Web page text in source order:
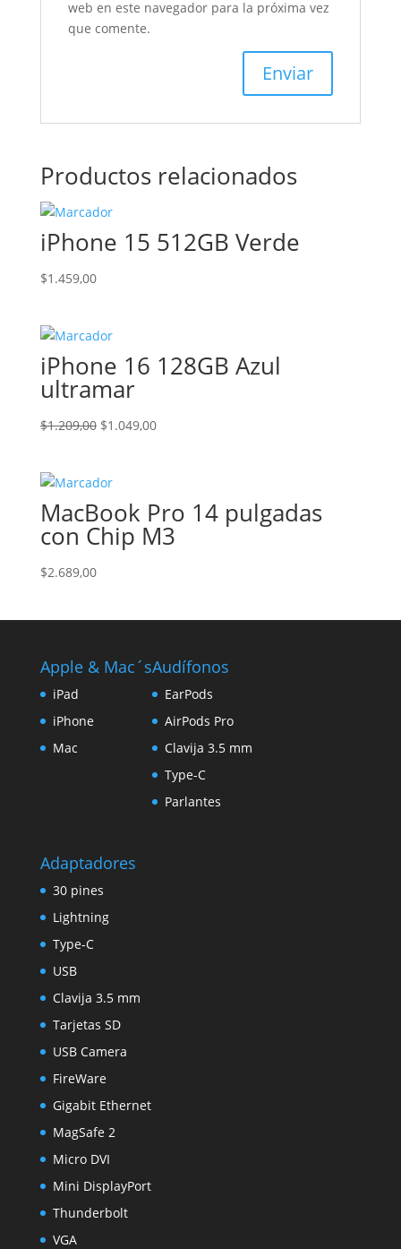
web en este navegador para la próxima vez
que comente.
Productos relacionados
iPhone 15 512GB Verde
$1.459,00
iPhone 16 128GB Azul
ultramar
$1.209,00 El
era:
$1.209,00.
$1.049,00El
$1.049,00.
MacBook Pro 14 pulgadas
con Chip M3
$2.689,00
Apple & Mac´s
iPad
iPhone
Mac
Audífonos
EarPods
AirPods Pro
Clavija 3.5 mm
Type-C
Parlantes
Adaptadores
30 pines
Lightning
Type-C
USB
Clavija 3.5 mm
Tarjetas SD
USB Camera
FireWare
Gigabit Ethernet
MagSafe 2
Micro DVI
Mini DisplayPort
Thunderbolt
VGA